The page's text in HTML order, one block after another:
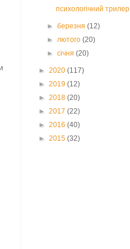
психологічний трилер
►березня(12)
►лютого(20)
►січня(20)
► 2020 (117)
► 2019 (12)
► 2018 (20)
► 2017 (22)
► 2016 (40)
► 2015 (32)